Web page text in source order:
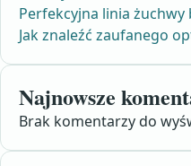
Perfekcyjna linia żuchwy
Jak znaleźć zaufanego
Najnowsze
Brak komentarzy do